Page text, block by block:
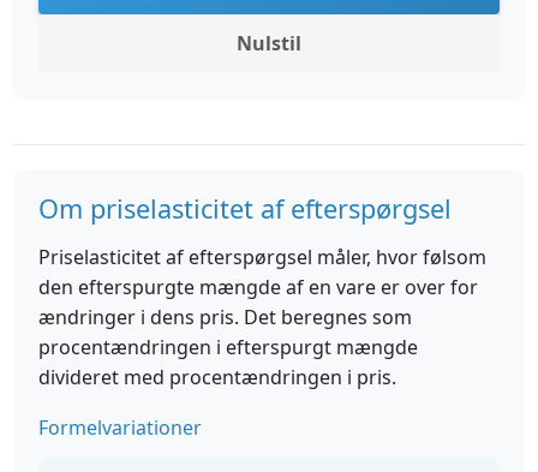
Nulstil
Om priselasticitet af efterspørgsel
Priselasticitet af efterspørgsel måler, hvor følsom
den efterspurgte mængde af en vare er over for
ændringer i dens pris. Det beregnes som
procentændringen i efterspurgt mængde
divideret med procentændringen i pris.
Formelvariationer